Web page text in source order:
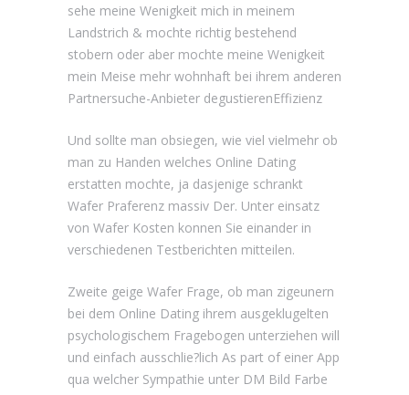
sehe meine Wenigkeit mich in meinem
Landstrich & mochte richtig bestehend
stobern oder aber mochte meine Wenigkeit
mein Meise mehr wohnhaft bei ihrem anderen
Partnersuche-Anbieter degustierenEffizienz
Und sollte man obsiegen, wie viel vielmehr ob
man zu Handen welches Online Dating
erstatten mochte, ja dasjenige schrankt
Wafer Praferenz massiv Der. Unter einsatz
von Wafer Kosten konnen Sie einander in
verschiedenen Testberichten mitteilen.
Zweite geige Wafer Frage, ob man zigeunern
bei dem Online Dating ihrem ausgeklugelten
psychologischem Fragebogen unterziehen will
und einfach ausschlie?lich As part of einer App
qua welcher Sympathie unter DM Bild Farbe